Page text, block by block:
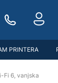
PRINTERA
Fi 6, vanjska